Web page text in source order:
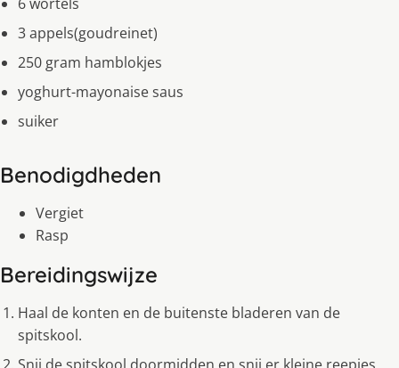
3 appels(goudreinet)
250 gram hamblokjes
yoghurt-mayonaise saus
suiker
Benodigdheden
Vergiet
Rasp
Bereidingswijze
Haal de konten en de buitenste bladeren van de
spitskool.